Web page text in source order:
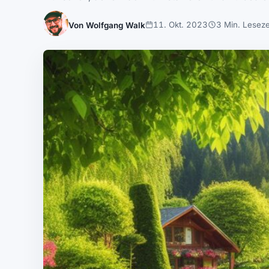
Von Wolfgang Walk 11. Okt. 2023 3 Min.